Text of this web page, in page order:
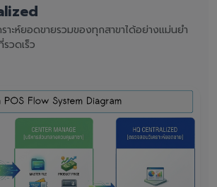
าะห์ยอดขายรวมของทุกสาขาได้อย่างแม่นยำ
วดเร็ว